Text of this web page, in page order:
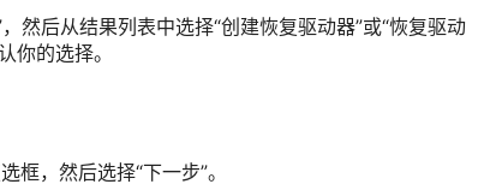
然后从结果列表中选择“创建恢复驱动器”或“恢复驱动
你的选择。
框，然后选择“下一步”。